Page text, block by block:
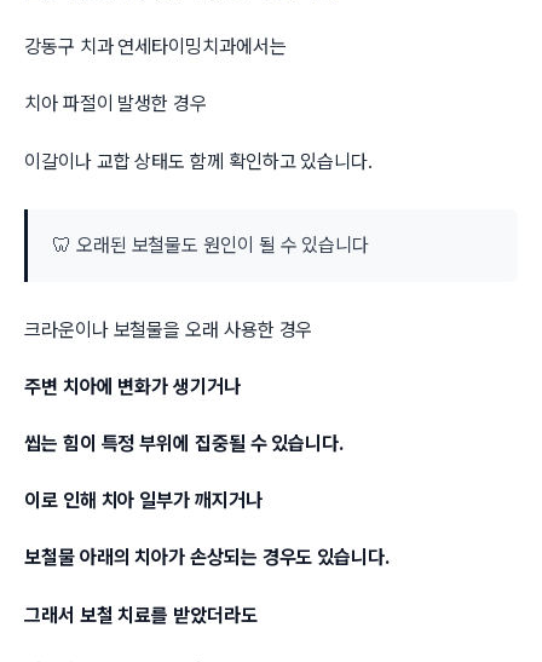
강동구 치과 연세타이밍치과에서는
치아 파절이 발생한 경우
이갈이나 교합 상태도 함께 확인하고 있습니다.
🦷 오래된 보철물도 원인이 될 수 있습니다
크라운이나 보철물을 오래 사용한 경우
주변 치아에 변화가 생기거나
씹는 힘이 특정 부위에 집중될 수 있습니다.
이로 인해 치아 일부가 깨지거나
보철물 아래의 치아가 손상되는 경우도 있습니다.
그래서 보철 치료를 받았더라도